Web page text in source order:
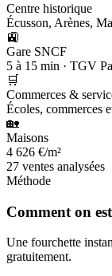
Centre historique
Écusson, Arènes,
🚉
Gare SNCF
5 à 15 min · TGV
🛒
Commerces &
Écoles, commerces
🏡
Maisons
4 626 €/m²
27 ventes analysées
Méthode
Comment on
Une fourchette
gratuitement.